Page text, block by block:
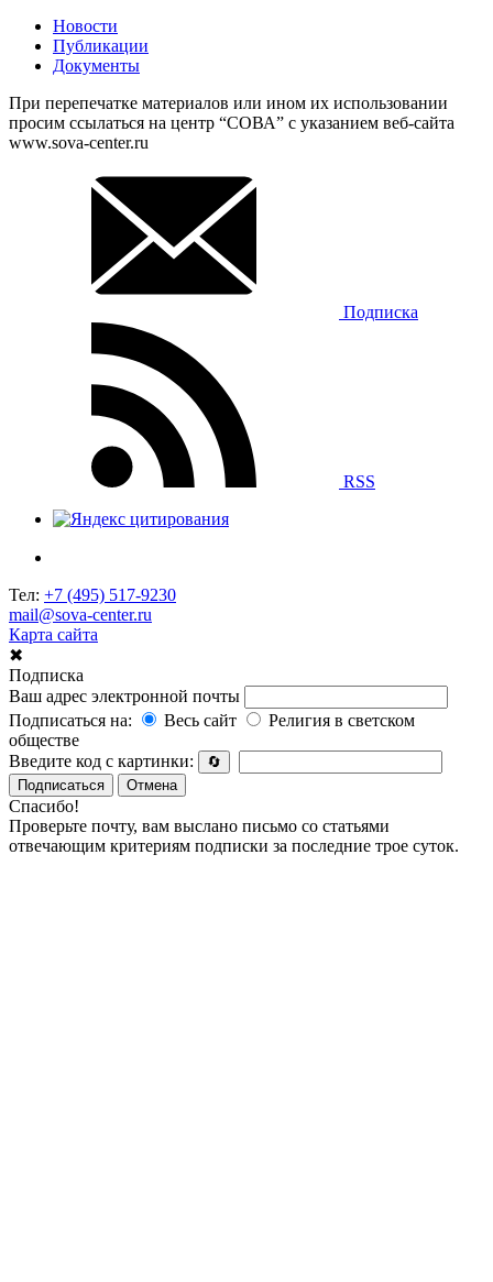
Новости
Публикации
Документы
При перепечатке материалов или ином их использовании
просим ссылаться на центр “СОВА” с указанием веб-сайта
www.sova-center.ru
Подписка
RSS
Тел: +7 (495) 517-9230
mail@sova-center.ru
Карта сайта
✖
Подписка
Ваш адрес электронной почты
Подписаться на:
Весь сайт
Религия в светском
обществе
Введите код с картинки:
🔄
Подписаться
Отмена
Спасибо!
Проверьте почту, вам выслано письмо со статьями
отвечающим критериям подписки за последние трое суток.